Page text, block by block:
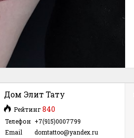
Дом Элит Тату
Рейтинг840
Телефон +7(915)0007799
Email
domtattoo@yandex.ru